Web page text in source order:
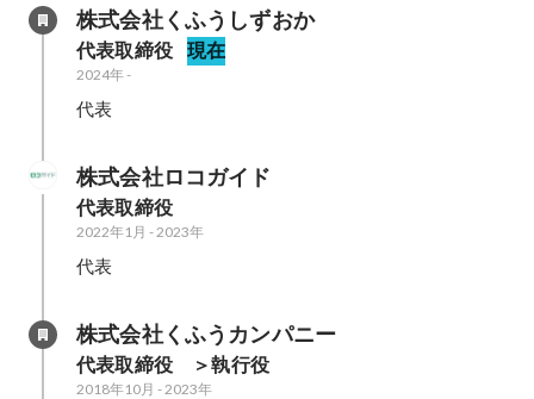
株式会社くふうしずおか
代表取締役 現在
2024年-
代表
株式会社ロコガイド
代表取締役
2022年1月 -2023年
代表
株式会社くふうカンパニー
代表取締役　＞執行役
2018年10月 -2023年